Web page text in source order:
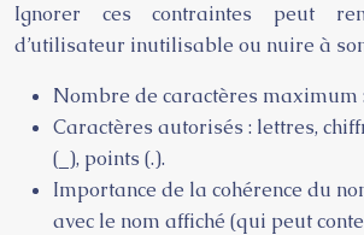
Ignorer ces contraintes peut
d’utilisateur inutilisable ou nuire à
Nombre de caractères maximum
Caractères autorisés : lettres,
(_), points (.).
Importance de la cohérence du
avec le nom affiché (qui peut